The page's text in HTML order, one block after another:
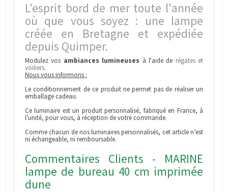
L'esprit bord de mer toute l'année
où que vous soyez : une lampe
créée en Bretagne et expédiée
depuis Quimper.
Modulez vos ambiances lumineuses à l'aide de régates et
voiliers.
Nous vous informons :
Le conditionnement de ce produit ne permet pas de réaliser un
emballage cadeau.
Ce luminaire est un produit personnalisé, fabriqué en France, à
l'unité, pour vous, à réception de votre commande.
Comme chacun de nos luminaires personnalisés, cet article n’est
ni échangeable, ni remboursable.
Commentaires Clients - MARINE
lampe de bureau 40 cm imprimée
dune